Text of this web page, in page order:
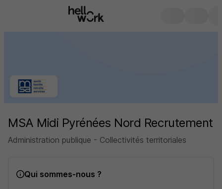
MSA Midi Pyrénées Nord Recrutement
Administration publique - Collectivités territoriales
Qui sommes-nous ?